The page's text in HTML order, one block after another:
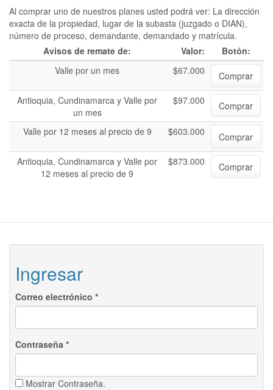
Al comprar uno de nuestros planes usted podrá ver: La dirección
exacta de la propiedad, lugar de la subasta (juzgado o DIAN),
número de proceso, demandante, demandado y matrícula.
Avisos de remate de:
Valor:
Botón:
Valle por un mes
$67.000
Comprar
Antioquia, Cundinamarca y Valle por
un mes
$97.000 Comprar
Valle por 12 meses al precio de 9 $603.000
Comprar
Antioquia, Cundinamarca y Valle por
12 meses al precio de 9
$873.000 Comprar
Ingresar
Correo electrónico *
Contraseña *
Mostrar Contraseña.